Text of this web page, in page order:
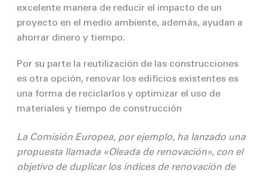
excelente manera de reducir el impacto de un
proyecto en el medio ambiente, además, ayudan a
ahorrar dinero y tiempo.
Por su parte la reutilización de las construcciones
es otra opción, renovar los edificios existentes es
una forma de reciclarlos y optimizar el uso de
materiales y tiempo de construcción
La Comisión Europea, por ejemplo, ha lanzado una
propuesta llamada «Oleada de renovación», con el
objetivo de duplicar los índices de renovación de